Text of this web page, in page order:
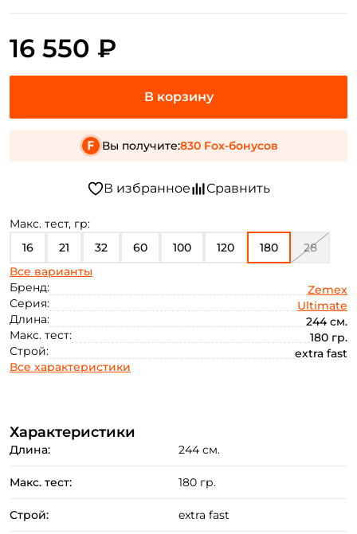
Макс. тест, гр:
16
21 32 60 100 120 180 28
70
Все варианты
Бренд:
Zemex
Серия:
Ultimate
Длина:
244 см.
Макс. тест:
180 гр.
Строй:
extra fast
Все характеристики
16 550 ₽
Вы получите:830 Fox-бонусов
Характеристики
Длина: 244 см.
Макс. тест: 180 гр.
Строй: extra fast